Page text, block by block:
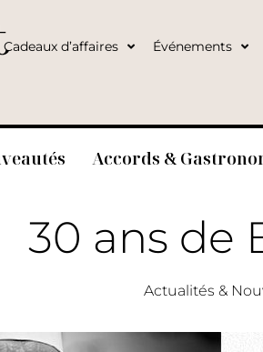
Cadeaux d’affaires Événements
Accords &
30 ans de
Actualités &